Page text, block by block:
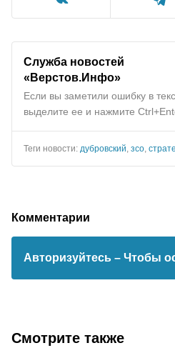
Служба новостей
«Верстов.Инфо»
Если вы заметили ошибку в
выделите ее и нажмите
Теги новости: дубровский зсо
Комментарии
Авторизуйтесь – Чтобы
Смотрите также